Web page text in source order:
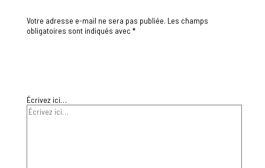
Votre adresse e-mail ne sera pas publiée. Les champs
obligatoires sont indiqués avec *
Écrivez ici…